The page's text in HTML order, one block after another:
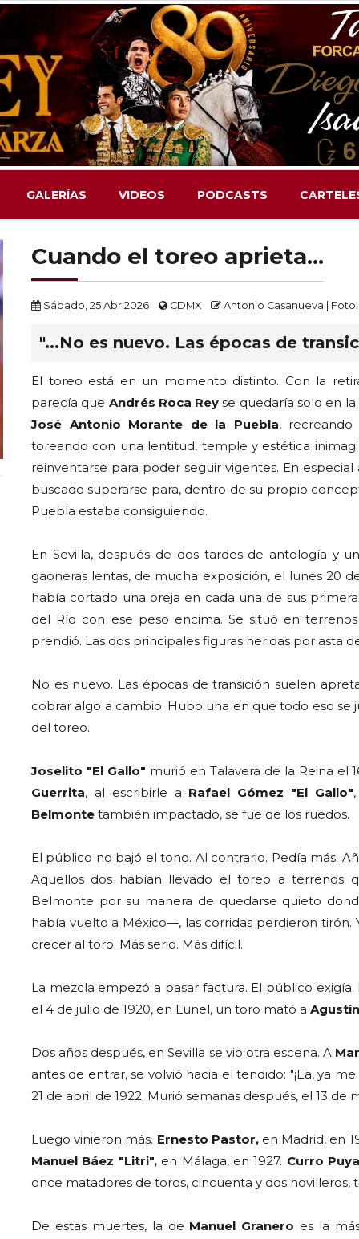
GALERÍAS VIDEOS PODCASTS
Cuando el toreo aprieta...
Sábado, 25 Abr 2026 CDMX Antonio Casanueva |
"...No es nuevo. Las épocas de
El toreo está en un momento distinto. Con la
parecía que Andrés Roca Reyse quedaría solo en
José Antonio Morante de la Puebla, recreando
toreando con una lentitud, temple y estética
reinventarse para poder seguir vigentes. En
buscado superarse para, dentro de su propio
Puebla estaba consiguiendo.
En Sevilla, después de dos tardes de antología y
gaoneras lentas, de mucha exposición, el lunes 20
había cortado una oreja en cada una de sus
del Río con ese peso encima. Se situó en
prendió. Las dos principales figuras heridas por asta
No es nuevo. Las épocas de transición suelen
cobrar algo a cambio. Hubo una en que todo eso
del toreo.
Joselito "El Gallo" murió en Talavera de la Reina el
Guerrita, al escribirle a Rafael Gómez "El Gallo"
Belmonte también impactado, se fue de los ruedos.
El público no bajó el tono. Al contrario. Pedía más.
Aquellos dos habían llevado el toreo a terrenos
Belmonte por su manera de quedarse quieto
había vuelto a México—, las corridas perdieron tirón.
crecer al toro. Más serio. Más difícil.
La mezcla empezó a pasar factura. El público
el 4 de julio de 1920, en Lunel, un toro mató a
Dos años después, en Sevilla se vio otra escena. A
antes de entrar, se volvió hacia el tendido: "¡Ea, ya
21 de abril de 1922. Murió semanas después, el 13 de
Luego vinieron más. Ernesto Pastor,en Madrid, en
Manuel Báez "Litri",en Málaga, en 1927. Curro
once matadores de toros, cincuenta y dos
De estas muertes, la de Manuel Granero es la